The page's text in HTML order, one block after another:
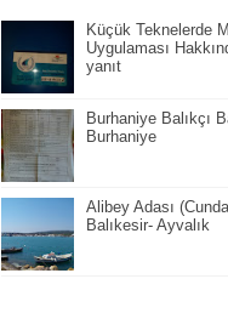
Küçük Teknelerde
Uygulaması
yanıt
Burhaniye Balıkçı
Burhaniye
Alibey Adası
Balıkesir- Ayvalık